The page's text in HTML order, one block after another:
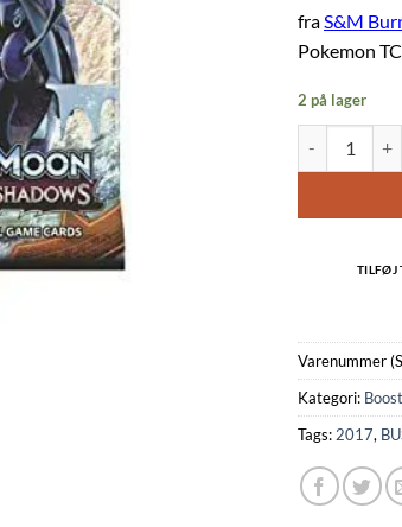
fraS&M
Pokemon
2 på lager
TILFØJ
Varenummer
Kategori:
Tags: 2017,